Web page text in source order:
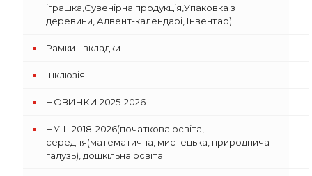
іграшка,Сувенірна продукція,Упаковка з
деревини, Адвент-календарі, Інвентар)
Рамки - вкладки
Інклюзія
НОВИНКИ 2025-2026
НУШ 2018-2026(початкова освіта,
середня(математична, мистецька, природнича
галузь), дошкільна освіта